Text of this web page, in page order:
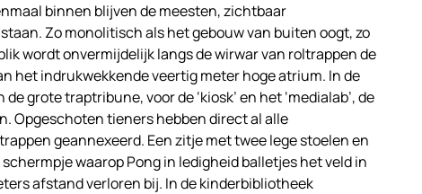
binnen blijven de meesten, zichtbaar
Zo monolitisch als het gebouw van buiten oogt, zo
wordt onvermijdelijk langs de wirwar van roltrappen de
het indrukwekkende veertig meter hoge atrium. In de
grote traptribune, voor de ‘kiosk’ en het ‘medialab’, de
Opgeschoten tieners hebben direct al alle
geannexeerd. Een zitje met twee lege stoelen en
waarop Pong in ledigheid balletjes het veld in
afstand verloren bij. In de kinderbibliotheek